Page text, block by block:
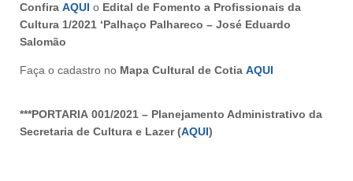
Confira AQUI o Edital de Fomento a Profissionais da
Cultura 1/2021 ‘Palhaço Palhareco – José Eduardo
Salomão
Faça o cadastro no Mapa Cultural de Cotia AQUI
***PORTARIA 001/2021 – Planejamento Administrativo da
Secretaria de Cultura e Lazer (AQUI)